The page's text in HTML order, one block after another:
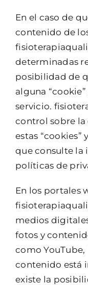
En el caso de
contenido de
determinadas
posibilidad de
alguna
servicio.
control sobre la
estas “cookies”
que consulte la
políticas de
En los portales
medios
fotos y
como YouTube,
contenido está
existe la